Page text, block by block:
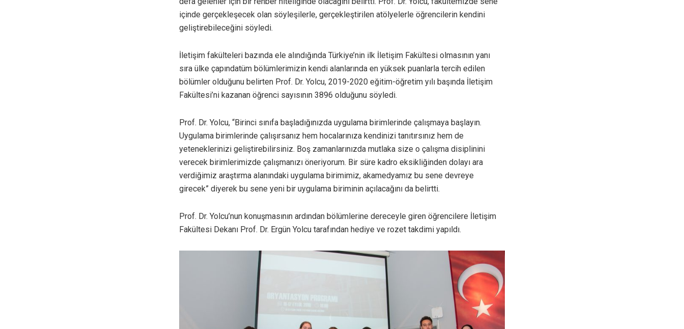
içinde gerçekleşecek olan söyleşilerle, gerçekleştirilen atölyelerle öğrencilerin kendini
geliştirebileceğini söyledi.
İletişim fakülteleri bazında ele alındığında Türkiye’nin ilk İletişim Fakültesi olmasının yanı
sıra ülke çapındatüm bölümlerimizin kendi alanlarında en yüksek puanlarla tercih edilen
bölümler olduğunu belirten Prof. Dr. Yolcu, 2019-2020 eğitim-öğretim yılı başında İletişim
Fakültesi’ni kazanan öğrenci sayısının 3896 olduğunu söyledi.
Prof. Dr. Yolcu, “Birinci sınıfa başladığınızda uygulama birimlerinde çalışmaya başlayın.
Uygulama birimlerinde çalışırsanız hem hocalarınıza kendinizi tanıtırsınız hem de
yeteneklerinizi geliştirebilirsiniz. Boş zamanlarınızda mutlaka size o çalışma disiplinini
verecek birimlerimizde çalışmanızı öneriyorum. Bir süre kadro eksikliğinden dolayı ara
verdiğimiz araştırma alanındaki uygulama birimimiz, akamedyamız bu sene devreye
girecek” diyerek bu sene yeni bir uygulama biriminin açılacağını da belirtti.
Prof. Dr. Yolcu’nun konuşmasının ardından bölümlerine dereceyle giren öğrencilere İletişim
Fakültesi Dekanı Prof. Dr. Ergün Yolcu tarafından hediye ve rozet takdimi yapıldı.